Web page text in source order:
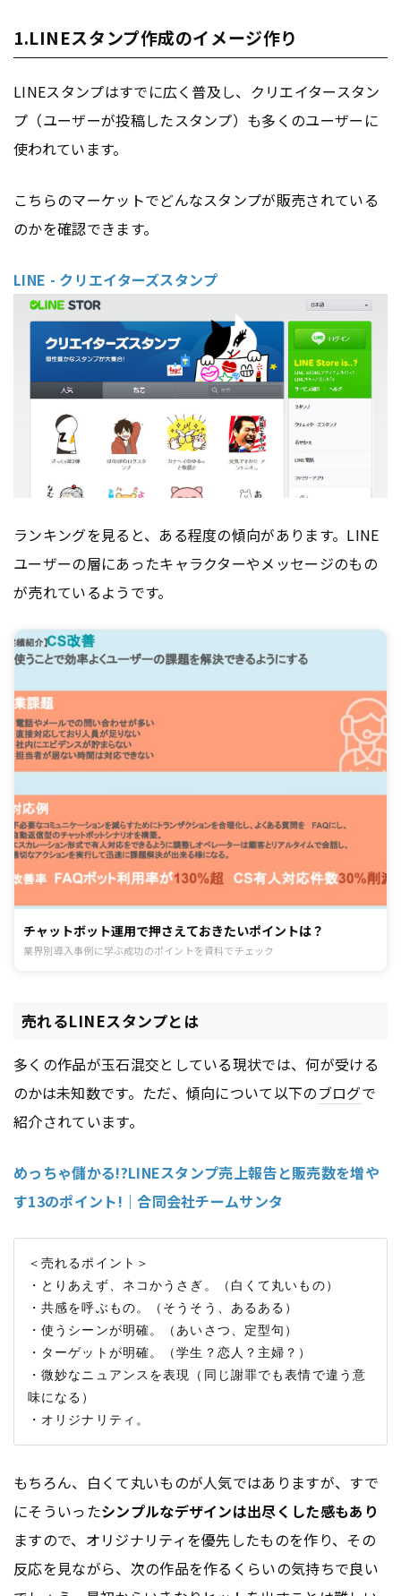
1.LINEスタンプ作成のイメージ作り
LINEスタンプはすでに広く普及し、クリエイタースタン
プ（ユーザーが投稿したスタンプ）も多くのユーザーに
使われています。
こちらのマーケットでどんなスタンプが販売されている
のかを確認できます。
LINE - クリエイターズスタンプ
ランキングを見ると、ある程度の傾向があります。LINE
ユーザーの層にあったキャラクターやメッセージのもの
が売れているようです。
チャットボット運用で押さえておきたいポイントは？
業界別導入事例に学ぶ成功のポイントを資料でチェック
売れるLINEスタンプとは
多くの作品が玉石混交としている現状では、何が受ける
のかは未知数です。ただ、傾向について以下のブログで
紹介されています。
めっちゃ儲かる!?LINEスタンプ売上報告と販売数を増や
す13のポイント!｜合同会社チームサンタ
＜売れるポイント＞
・とりあえず、ネコかうさぎ。（白くて丸いもの）
・共感を呼ぶもの。（そうそう、あるある）
・使うシーンが明確。（あいさつ、定型句）
・ターゲットが明確。（学生？恋人？主婦？）
・微妙なニュアンスを表現（同じ謝罪でも表情で違う意
味になる）
もちろん、白くて丸いものが人気ではありますが、すで
にそういったシンプルなデザインは出尽くした感もあり
ますので、オリジナリティを優先したものを作り、その
反応を見ながら、次の作品を作るくらいの気持ちで良い